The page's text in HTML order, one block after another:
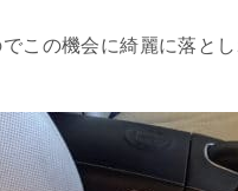
この機会に綺麗に落と